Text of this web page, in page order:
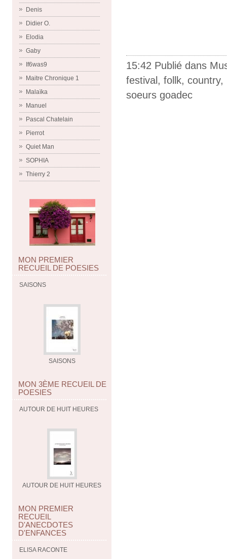
Denis
Didier O.
Elodia
Gaby
If6was9
Maitre Chronique 1
Malaïka
Manuel
Pascal Chatelain
Pierrot
Quiet Man
SOPHIA
Thierry 2
MON PREMIER
RECUEIL DE POESIES
SAISONS
SAISONS
MON 3ÈME RECUEIL DE
POESIES
AUTOUR DE HUIT HEURES
AUTOUR DE HUIT HEURES
MON PREMIER
RECUEIL
D'ANECDOTES
D'ENFANCES
ELISA RACONTE
15:42 Publié dans
festival, follk, country,
soeurs goadec